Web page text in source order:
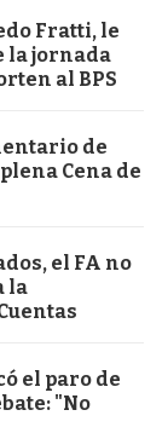
Fratti, le
la jornada
al BPS
de
Cena de
el FA no
la
el paro de
"No